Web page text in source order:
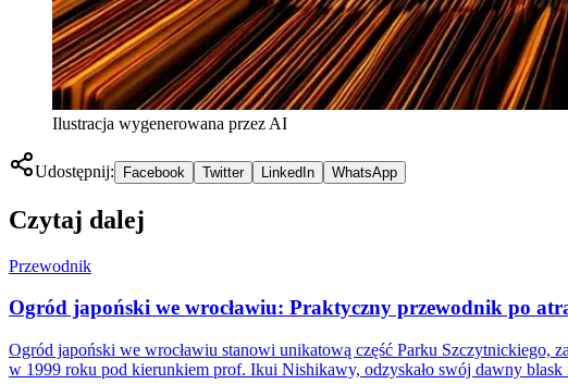
Ilustracja wygenerowana przez AI
Udostępnij: Facebook Twitter LinkedIn WhatsApp
Czytaj dalej
Przewodnik
Ogród japoński we wrocławiu: Praktyczny przewodnik po
Ogród japoński we wrocławiu stanowi unikatową część Parku Szczytnickiego,
w 1999 roku pod kierunkiem prof. Ikui Nishikawy, odzyskało swój dawny blask